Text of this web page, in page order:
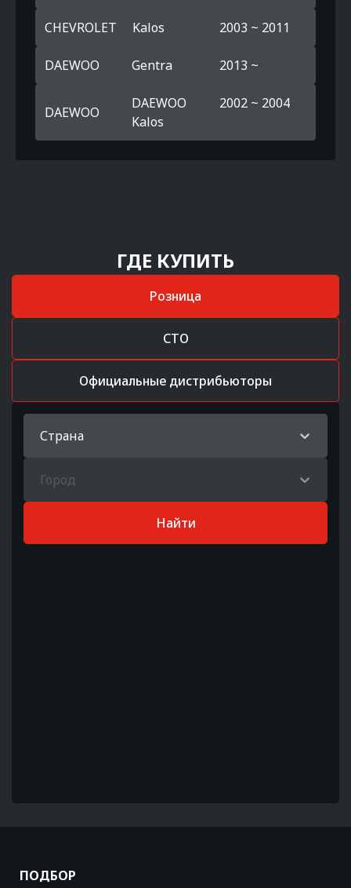
CHEVROLET Kalos 2003 ~ 2011
DAEWOO Gentra 2013 ~
DAEWOO
DAEWOO
Kalos
2002 ~ 2004
ГДЕ КУПИТЬ
Розница
СТО
Официальные дистрибьюторы
Страна
Город
Найти
ПОДБОР